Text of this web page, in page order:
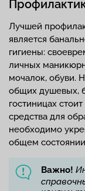
Лучшей
является
гигиены:
личных
мочалок, обуви.
общих душевых,
гостиницах
средства для
необходимо
общем
Важно!